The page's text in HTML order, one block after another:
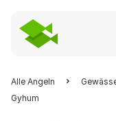
Alle Angeln
Gyhum